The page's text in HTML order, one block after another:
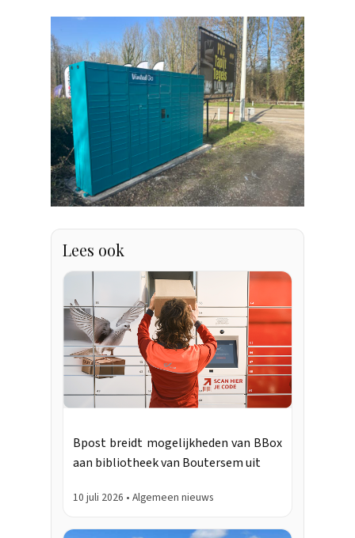
Lees ook
Bpost breidt mogelijkheden van BBox
aan bibliotheek van Boutersem uit
10 juli 2026 • Algemeen nieuws